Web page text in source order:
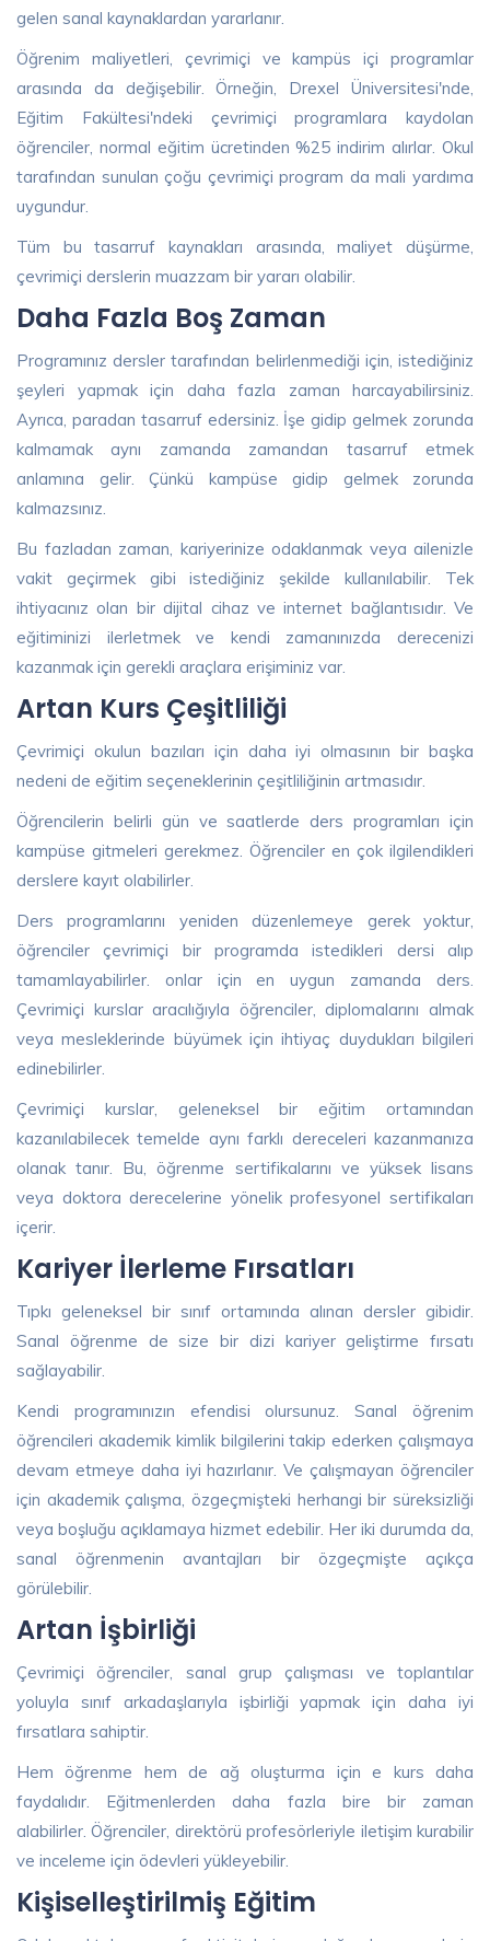
gelen sanal kaynaklardan yararlanır.
Öğrenim maliyetleri, çevrimiçi ve kampüs içi programlar
arasında da değişebilir. Örneğin, Drexel Üniversitesi'nde,
Eğitim Fakültesi'ndeki çevrimiçi programlara kaydolan
öğrenciler, normal eğitim ücretinden %25 indirim alırlar. Okul
tarafından sunulan çoğu çevrimiçi program da mali yardıma
uygundur.
Tüm bu tasarruf kaynakları arasında, maliyet düşürme,
çevrimiçi derslerin muazzam bir yararı olabilir.
Daha Fazla Boş Zaman
Programınız dersler tarafından belirlenmediği için, istediğiniz
şeyleri yapmak için daha fazla zaman harcayabilirsiniz.
Ayrıca, paradan tasarruf edersiniz. İşe gidip gelmek zorunda
kalmamak aynı zamanda zamandan tasarruf etmek
anlamına gelir. Çünkü kampüse gidip gelmek zorunda
kalmazsınız.
Bu fazladan zaman, kariyerinize odaklanmak veya ailenizle
vakit geçirmek gibi istediğiniz şekilde kullanılabilir. Tek
ihtiyacınız olan bir dijital cihaz ve internet bağlantısıdır. Ve
eğitiminizi ilerletmek ve kendi zamanınızda derecenizi
kazanmak için gerekli araçlara erişiminiz var.
Artan Kurs Çeşitliliği
Çevrimiçi okulun bazıları için daha iyi olmasının bir başka
nedeni de eğitim seçeneklerinin çeşitliliğinin artmasıdır.
Öğrencilerin belirli gün ve saatlerde ders programları için
kampüse gitmeleri gerekmez. Öğrenciler en çok ilgilendikleri
derslere kayıt olabilirler.
Ders programlarını yeniden düzenlemeye gerek yoktur,
öğrenciler çevrimiçi bir programda istedikleri dersi alıp
tamamlayabilirler. onlar için en uygun zamanda ders.
Çevrimiçi kurslar aracılığıyla öğrenciler, diplomalarını almak
veya mesleklerinde büyümek için ihtiyaç duydukları bilgileri
edinebilirler.
Çevrimiçi kurslar, geleneksel bir eğitim ortamından
kazanılabilecek temelde aynı farklı dereceleri kazanmanıza
olanak tanır. Bu, öğrenme sertifikalarını ve yüksek lisans
veya doktora derecelerine yönelik profesyonel sertifikaları
içerir.
Kariyer İlerleme Fırsatları
Tıpkı geleneksel bir sınıf ortamında alınan dersler gibidir.
Sanal öğrenme de size bir dizi kariyer geliştirme fırsatı
sağlayabilir.
Kendi programınızın efendisi olursunuz. Sanal öğrenim
öğrencileri akademik kimlik bilgilerini takip ederken çalışmaya
devam etmeye daha iyi hazırlanır. Ve çalışmayan öğrenciler
için akademik çalışma, özgeçmişteki herhangi bir süreksizliği
veya boşluğu açıklamaya hizmet edebilir. Her iki durumda da,
sanal öğrenmenin avantajları bir özgeçmişte açıkça
görülebilir.
Artan İşbirliği
Çevrimiçi öğrenciler, sanal grup çalışması ve toplantılar
yoluyla sınıf arkadaşlarıyla işbirliği yapmak için daha iyi
fırsatlara sahiptir.
Hem öğrenme hem de ağ oluşturma için e kurs daha
faydalıdır. Eğitmenlerden daha fazla bire bir zaman
alabilirler. Öğrenciler, direktörü profesörleriyle iletişim kurabilir
ve inceleme için ödevleri yükleyebilir.
Kişiselleştirilmiş Eğitim